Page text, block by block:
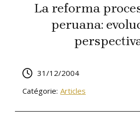
La reforma
peruana:
31/12/2004
Catégorie: Articles